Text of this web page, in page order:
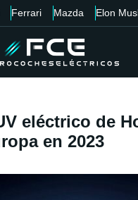
Ferrari Mazda Elon
eléctrico de
en 2023